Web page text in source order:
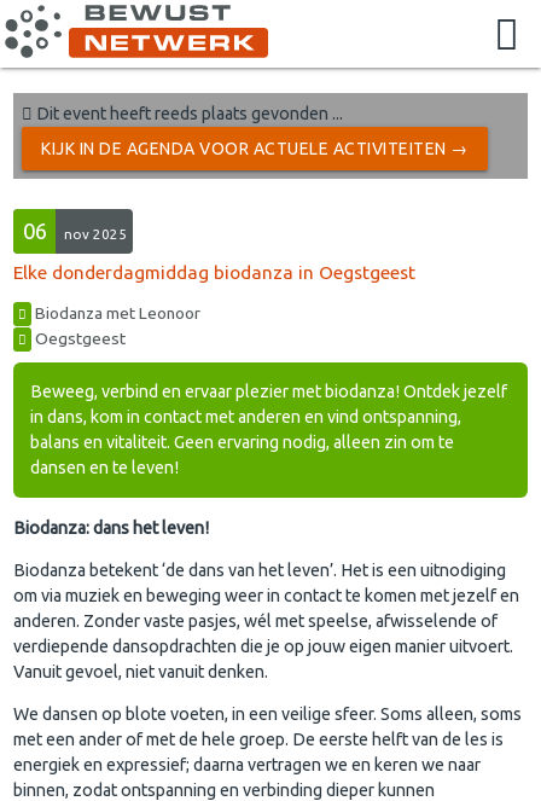
Dit event heeft reeds plaats gevonden ...
KIJK IN DE AGENDA VOOR ACTUELE ACTIVITEITEN →
06 nov 2025
Elke donderdagmiddag biodanza in Oegstgeest
Biodanza met Leonoor
Oegstgeest
Beweeg, verbind en ervaar plezier met biodanza! Ontdek jezelf
in dans, kom in contact met anderen en vind ontspanning,
balans en vitaliteit. Geen ervaring nodig, alleen zin om te
dansen en te leven!
Biodanza: dans het leven!
Biodanza betekent ‘de dans van het leven’. Het is een uitnodiging
om via muziek en beweging weer in contact te komen met jezelf en
anderen. Zonder vaste pasjes, wél met speelse, afwisselende of
verdiepende dansopdrachten die je op jouw eigen manier uitvoert.
Vanuit gevoel, niet vanuit denken.
We dansen op blote voeten, in een veilige sfeer. Soms alleen, soms
met een ander of met de hele groep. De eerste helft van de les is
energiek en expressief; daarna vertragen we en keren we naar
binnen, zodat ontspanning en verbinding dieper kunnen